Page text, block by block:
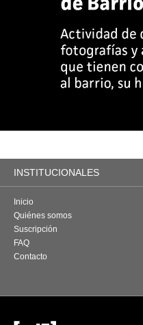
INSTITUCIONALES
Inicio
Quiénes somos
Suscripción
FAQ
Contacto